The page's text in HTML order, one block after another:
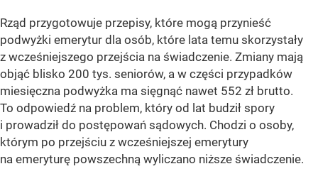
Rząd przygotowuje przepisy, które mogą przynieść
podwyżki emerytur dla osób, które lata temu skorzystały
z wcześniejszego przejścia na świadczenie. Zmiany mają
objąć blisko 200 tys. seniorów, a w części przypadków
miesięczna podwyżka ma sięgnąć nawet 552 zł brutto.
To odpowiedź na problem, który od lat budził spory
i prowadził do postępowań sądowych. Chodzi o osoby,
którym po przejściu z wcześniejszej emerytury
na emeryturę powszechną wyliczano niższe świadczenie.